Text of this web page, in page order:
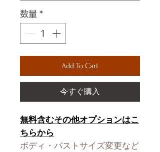
数量 *
Add To Cart
今すぐ購入
無料含むその他オプションはこ
ちらから
ボディ・バストサイズ変更など